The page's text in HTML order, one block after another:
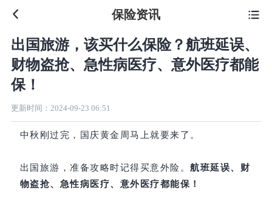
 保险资讯
出国旅游，该买什么保险？航班延误、
财物盗抢、急性病医疗、意外医疗都能
保！
更新时间： 2024-09-23 06:51
中秋刚过完，国庆黄金周马上就要来了。
出国旅游，准备攻略时记得买意外险。航班延误、财
物盗抢、急性病医疗、意外医疗都能保！